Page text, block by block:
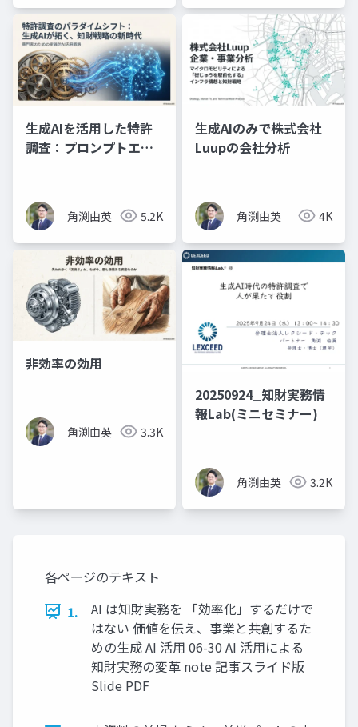
生成AIを活用した特許
調査：プロンプトエン
角渕由英 5.2K
生成AIのみで株式会社
Luupの会社分析
角渕由英 4K
非効率の効用
角渕由英 3.3K
20250924_知財実務情
報Lab(ミニセミナー)
角渕由英 3.2K
各ページのテキスト
1.
AI は知財実務を 「効率化」するだけで
はない 価値を伝え、事業と共創するた
めの生成 AI 活用 06-30 AI 活用による
知財実務の変革 note 記事スライド版
Slide PDF